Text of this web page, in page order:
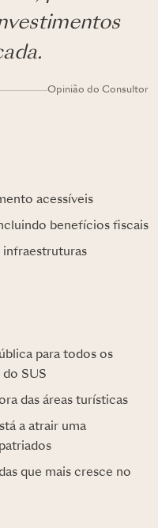
Opinião do Consultor
acessíveis
benefícios fiscais
para todos os
do SUS
das áreas turísticas
a atrair uma
que mais cresce no